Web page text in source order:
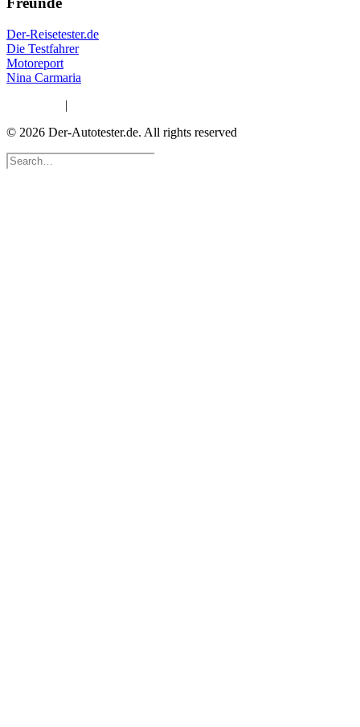
Der-Reisetester.de
Die Testfahrer
Motoreport
Nina Carmaria
|
© 2026 Der-Autotester.de. All rights reserved